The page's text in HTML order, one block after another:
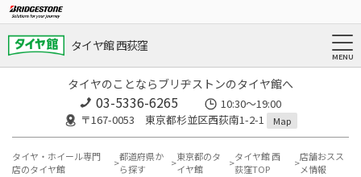
タイヤ館 西荻窪
タイヤのことならブリヂストンのタイヤ館へ
03-5336-6265
10:30～19:00
〒167-0053 東京都杉並区西荻南1-2-1
Map
タイヤ・ホイール専門
店のタイヤ館
都道府県か
ら探す
東京都のタ
イヤ館
タイヤ館 西
荻窪TOP
店舗おスス
メ情報